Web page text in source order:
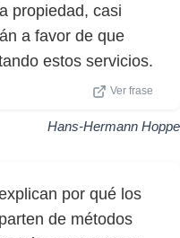
propiedad, casi
a favor de que
estos servicios.
Ver frase
Hans-Hermann Hoppe
por qué los
parten de métodos